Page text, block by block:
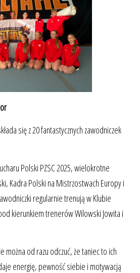
się z 20 fantastycznych zawodniczek
Polski PZSC 2025, wielokrotne
Kadra Polski na Mistrzostwach Europy i
regularnie trenują w Klubie
pod kierunkiem trenerów Wilowski Jowita i
można od razu odczuć, że taniec to ich
energię, pewność siebie i motywacją